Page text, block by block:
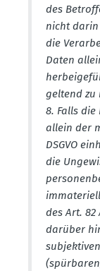
des
nicht
die
Daten
geltend zu
8. Falls
allein der
DSGVO
die
des Art. 82
darüber